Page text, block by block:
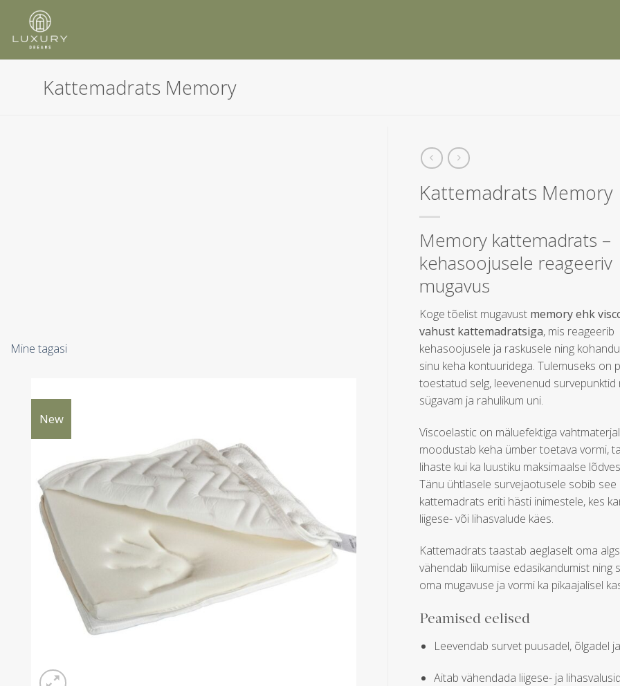
content
Kattemadrats Memory
Mine tagasi
New
Kattemadrats Memory
Memory kattemadrats –
kehasoojusele reageeriv
mugavus
Koge tõelist mugavust memoryehk
vahust kattemadratsiga, mis reageerib
kehasoojusele ja raskusele ning
sinu keha kontuuridega. Tulemuseks on
toestatud selg, leevenenud survepunktid
sügavam ja rahulikum uni.
Viscoelastic on mäluefektiga
moodustab keha ümber toetava vormi,
lihaste kui ka luustiku maksimaalse
Tänu ühtlasele survejaotusele sobib see
kattemadrats eriti hästi inimestele, kes
liigese- või lihasvalude käes.
Kattemadrats taastab aeglaselt oma
vähendab liikumise edasikandumist ning
oma mugavuse ja vormi ka pikaajalisel
Peamised eelised
Leevendab survet puusadel, õlgadel
Aitab vähendada liigese- ja